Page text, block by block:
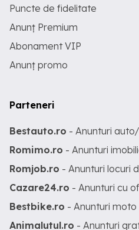
Puncte de fidelitate
Anunț Premium
Abonament VIP
Anunț promo
Parteneri
Bestauto.ro - Anunturi
Romimo.ro - Anunturi
Romjob.ro - Anunturi locuri
Cazare24.ro - Anunturi cu
Bestbike.ro - Anunturi moto
Animalutul.ro - Anunturi